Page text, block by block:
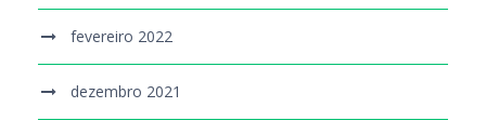
fevereiro 2022
dezembro 2021